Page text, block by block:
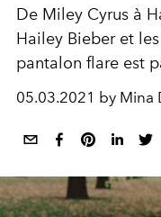
De Miley Cyrus à
Hailey Bieber et
pantalon flare est
05.03.2021 by Mina